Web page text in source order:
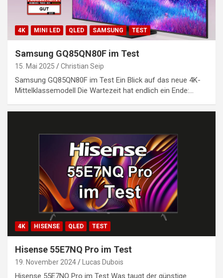
4K MINI LED QLED SAMSUNG TEST
Samsung GQ85QN80F im Test
15. Mai 2025 Christian Seip
Samsung GQ85QN80F im Test Ein Blick auf das neue 4K-
Mittelklassemodell Die Wartezeit hat endlich ein Ende:…
4K HISENSE QLED TEST
Hisense 55E7NQ Pro im Test
19. November 2024 Lucas Dubois
Hisense 55E7NQ Pro im Test Was taugt der günstige